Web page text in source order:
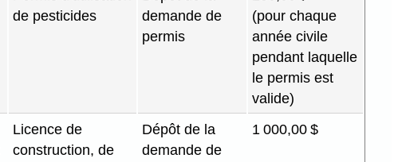
de pesticides
demande de
permis
(pour chaque
année civile
pendant laquelle
le permis est
valide)
Licence de
construction, de
Dépôt de la
demande de
1 000,00 $